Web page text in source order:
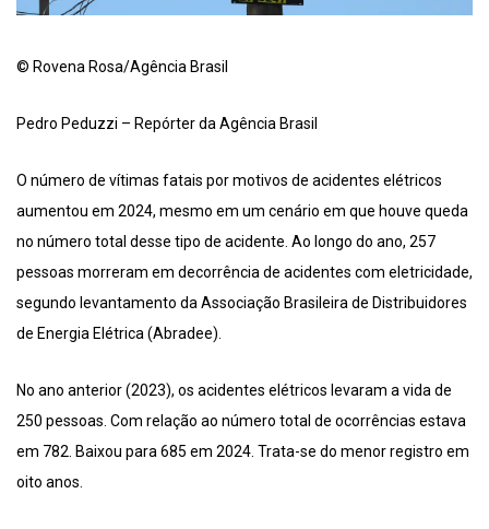
© Rovena Rosa/Agência Brasil
Pedro Peduzzi – Repórter da Agência Brasil
O número de vítimas fatais por motivos de acidentes elétricos
aumentou em 2024, mesmo em um cenário em que houve queda
no número total desse tipo de acidente. Ao longo do ano, 257
pessoas morreram em decorrência de acidentes com eletricidade,
segundo levantamento da Associação Brasileira de Distribuidores
de Energia Elétrica (Abradee).
No ano anterior (2023), os acidentes elétricos levaram a vida de
250 pessoas. Com relação ao número total de ocorrências estava
em 782. Baixou para 685 em 2024. Trata-se do menor registro em
oito anos.